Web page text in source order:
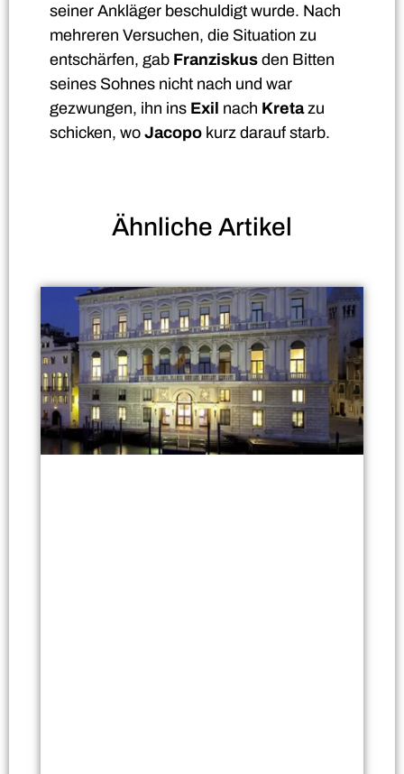
seiner Ankläger beschuldigt wurde. Nach
mehreren Versuchen, die Situation zu
entschärfen, gab Franziskus den Bitten
seines Sohnes nicht nach und war
gezwungen, ihn ins Exil nach Kretazu
schicken, wo Jacopo kurz darauf starb.
Ähnliche Artikel